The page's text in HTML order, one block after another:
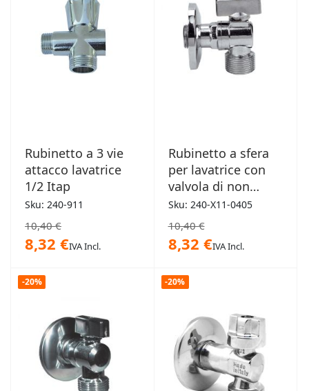
Rubinetto a 3 vie
attacco lavatrice
1/2 Itap
Sku: 240-911
10,40 €
8,32 €IVA Incl.
Rubinetto a sfera
per lavatrice con
valvola di non
ritorno
Sku: 240-X11-0405
10,40 €
8,32 €IVA Incl.
-20% -20%